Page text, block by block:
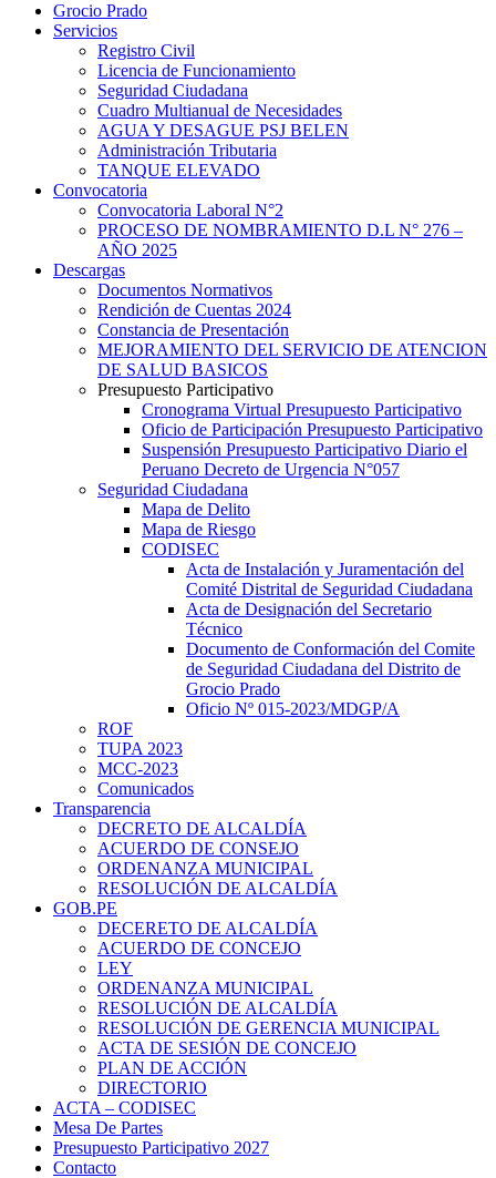
Grocio Prado
Servicios
Registro Civil
Licencia de Funcionamiento
Seguridad Ciudadana
Cuadro Multianual de Necesidades
AGUA Y DESAGUE PSJ BELEN
Administración Tributaria
TANQUE ELEVADO
Convocatoria
Convocatoria Laboral N°2
PROCESO DE NOMBRAMIENTO D.L N° 276 –
AÑO 2025
Descargas
Documentos Normativos
Rendición de Cuentas 2024
Constancia de Presentación
MEJORAMIENTO DEL SERVICIO DE ATENCION
DE SALUD BASICOS
Presupuesto Participativo
Cronograma Virtual Presupuesto Participativo
Oficio de Participación Presupuesto Participativo
Suspensión Presupuesto Participativo Diario el
Peruano Decreto de Urgencia N°057
Seguridad Ciudadana
Mapa de Delito
Mapa de Riesgo
CODISEC
Acta de Instalación y Juramentación del
Comité Distrital de Seguridad Ciudadana
Acta de Designación del Secretario
Técnico
Documento de Conformación del Comite
de Seguridad Ciudadana del Distrito de
Grocio Prado
Oficio Nº 015-2023/MDGP/A
ROF
TUPA 2023
MCC-2023
Comunicados
Transparencia
DECRETO DE ALCALDÍA
ACUERDO DE CONSEJO
ORDENANZA MUNICIPAL
RESOLUCIÓN DE ALCALDÍA
GOB.PE
DECERETO DE ALCALDÍA
ACUERDO DE CONCEJO
LEY
ORDENANZA MUNICIPAL
RESOLUCIÓN DE ALCALDÍA
RESOLUCIÓN DE GERENCIA MUNICIPAL
ACTA DE SESIÓN DE CONCEJO
PLAN DE ACCIÓN
DIRECTORIO
ACTA – CODISEC
Mesa De Partes
Presupuesto Participativo 2027
Contacto